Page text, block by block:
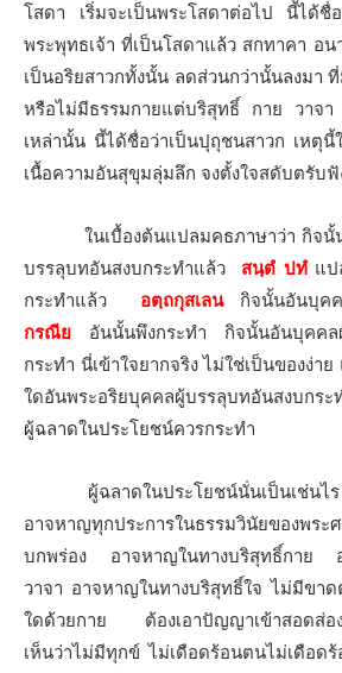
โสดา เริ่มจะเป็นพระโสดาต่อไป นี้ได้ชื่
พระพุทธเจ้า ที่เป็นโสดาแล้ว สกทาคา อ
เป็นอริยสาวกทั้งนั้น ลดส่วนกว่านั้นลงมา
หรือไม่มีธรรมกายแต่บริสุทธิ์ กาย วาจ
เหล่านั้น นี้ได้ชื่อว่าเป็นปุถุชนสาวก เหตุ
เนื้อความอันสุขุมลุ่มลึก จงตั้งใจสดับตรับฟั
ในเบื้องต้นแปลมคธภาษาว่า กิจนั้น
บรรลุบทอันสงบกระทำแล้ว สนฺตํ ปทํแป
กระทำแล้ว อตฺถกุสเลนกิจนั้นอันบุคค
กรณีย อันนั้นพึงกระทำ กิจนั้นอันบุคคล
กระทำ นี่เข้าใจยากจริง ไม่ใช่เป็นของง่า
ใดอันพระอริยบุคคลผู้บรรลุบทอันสงบกร
ผู้ฉลาดในประโยชน์ควรกระทำ
ผู้ฉลาดในประโยชน์นั่นเป็นเช่นไร
อาจหาญทุกประการในธรรมวินัยของพระ
บกพร่อง อาจหาญในทางบริสุทธิ์กาย
วาจา อาจหาญในทางบริสุทธิ์ใจ ไม่มีขา
ใดด้วยกาย ต้องเอาปัญญาเข้าสอดส่อง
เห็นว่าไม่มีทุกข์ ไม่เดือดร้อนตนไม่เดือด